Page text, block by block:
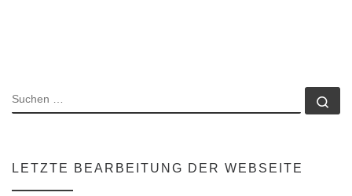
SUCHE
LETZTE BEARBEITUNG DER WEBSEITE